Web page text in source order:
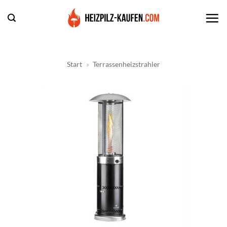
Inhalt
Start » Terrassenheizstrahler